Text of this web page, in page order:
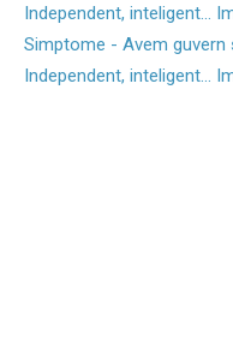
Independent, inteligent...
Simptome - Avem guvern
Independent, inteligent...